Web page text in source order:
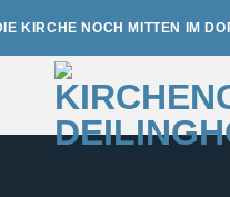
KIRCHE NOCH MITTEN IM